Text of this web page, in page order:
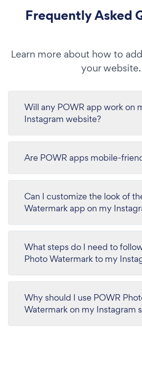
Frequently Asked
Learn more about how to
your website.
Will any POWR app work on
Instagram website?
Are POWR apps mobile-
Can I customize the look of
Watermark app on my
What steps do I need to
Photo Watermark to my
Why should I use POWR
Watermark on my Instagram